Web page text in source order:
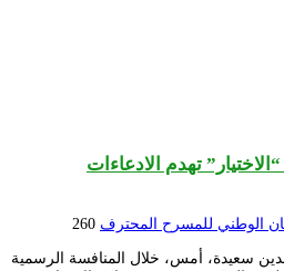
تهدم الادعاءات
الوطني للمسرح المحترف 260
سعيدة، أمس، خلال المنافسة الرسمية